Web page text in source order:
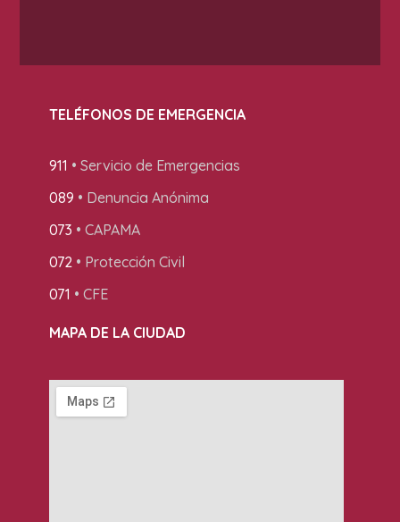
TELÉFONOS DE EMERGENCIA
911 • Servicio de Emergencias
089 • Denuncia Anónima
073 • CAPAMA
072• Protección Civil
071 • CFE
MAPA DE LA CIUDAD